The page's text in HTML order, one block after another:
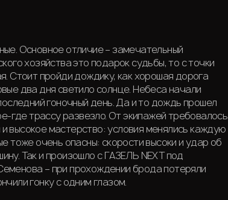
Основное отличие – замечательный
хозяйства это подарок судьбы, то с точки
Стоит пройди дождику, как хорошая дорога
два дня светило солнце. Небеса начали
гоночный день. Да и то дождь прошел
где трассу развезло. От экипажей требовалось
высокое мастерство: условия менялись каждую
тоже очень опасны: скорости высоки и удар об
Так и произошло с ГАЗЕЛЬ NEXT под
– при прохождении брода потеряли
гонку с одним глазом.